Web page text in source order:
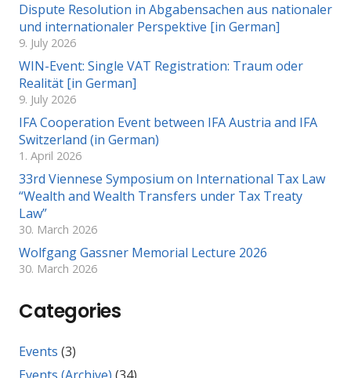
Dispute Resolution in Abgabensachen aus nationaler
und internationaler Perspektive [in German]
9. July 2026
WIN-Event: Single VAT Registration: Traum oder
Realität [in German]
9. July 2026
IFA Cooperation Event between IFA Austria and IFA
Switzerland (in German)
1. April 2026
33rd Viennese Symposium on International Tax Law
“Wealth and Wealth Transfers under Tax Treaty
Law”
30. March 2026
Wolfgang Gassner Memorial Lecture 2026
30. March 2026
Categories
Events (3)